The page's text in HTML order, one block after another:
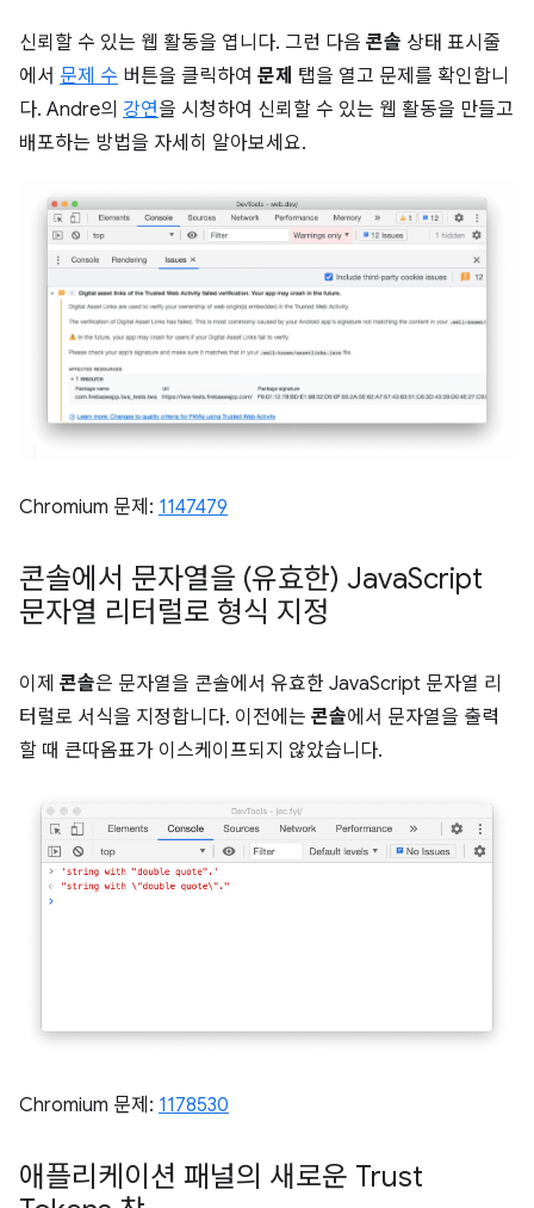
신뢰할 수 있는 웹 활동을 엽니다. 그런 다음 콘솔 상태 표시줄
에서 문제 수 버튼을 클릭하여 문제 탭을 열고 문제를 확인합니
다. Andre의 강연을 시청하여 신뢰할 수 있는 웹 활동을 만들고
배포하는 방법을 자세히 알아보세요.
Chromium 문제: 1147479
콘솔에서 문자열을 (유효한) JavaScript
문자열 리터럴로 형식 지정
이제 콘솔은 문자열을 콘솔에서 유효한 JavaScript 문자열 리
터럴로 서식을 지정합니다. 이전에는 콘솔에서 문자열을 출력
할 때 큰따옴표가 이스케이프되지 않았습니다.
Chromium 문제: 1178530
애플리케이션 패널의 새로운 Trust